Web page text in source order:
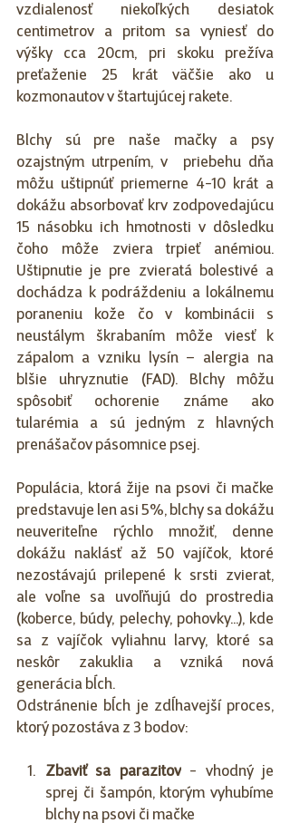
vzdialenosť niekoľkých desiatok
centimetrov a pritom sa vyniesť do
výšky cca 20cm, pri skoku prežíva
preťaženie 25 krát väčšie ako u
kozmonautov v štartujúcej rakete.
Blchy sú pre naše mačky a psy
ozajstným utrpením, v  priebehu dňa
môžu uštipnúť priemerne 4-10 krát a
dokážu absorbovať krv zodpovedajúcu
15 násobku ich hmotnosti v dôsledku
čoho môže zviera trpieť anémiou.
Uštipnutie je pre zvieratá bolestivé a
dochádza k podráždeniu a lokálnemu
poraneniu kože čo v kombinácii s
neustálym škrabaním môže viesť k
zápalom a vzniku lysín – alergia na
blšie uhryznutie (FAD). Blchy môžu
spôsobiť ochorenie známe ako
tularémia a sú jedným z hlavných
prenášačov pásomnice psej.
Populácia, ktorá žije na psovi či mačke
predstavuje len asi 5%, blchy sa dokážu
neuveriteľne rýchlo množiť, denne
dokážu naklásť až 50 vajíčok, ktoré
nezostávajú prilepené k srsti zvierat,
ale voľne sa uvoľňujú do prostredia
(koberce, búdy, pelechy, pohovky...), kde
sa z vajíčok vyliahnu larvy, ktoré sa
neskôr zakuklia a vzniká nová
generácia bĺch.
Odstránenie bĺch je zdĺhavejší proces,
ktorý pozostáva z 3 bodov:
Zbaviť sa parazitov - vhodný je
sprej či šampón, ktorým vyhubíme
blchy na psovi či mačke